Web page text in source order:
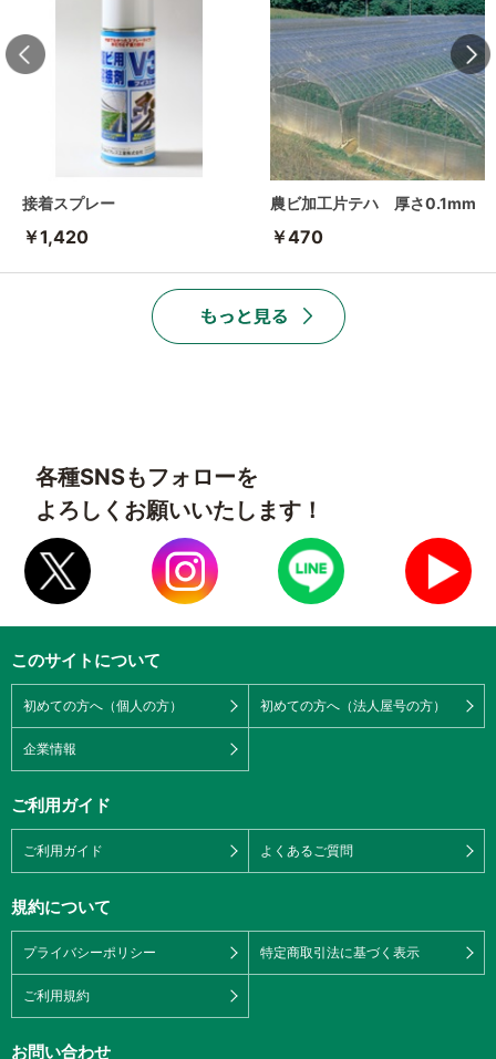
接着スプレー
￥1,420
農ビ加工片テハ 厚さ0.1mm
￥470
各種SNSもフォローを
よろしくお願いいたします！
このサイトについて
初めての方へ（個人の方） 初めての方へ（法人屋号の方）
企業情報
ご利用ガイド
ご利用ガイド よくあるご質問
規約について
プライバシーポリシー 特定商取引法に基づく表示
ご利用規約
お問い合わせ